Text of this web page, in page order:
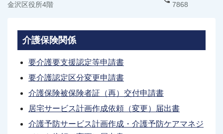
金沢区役所4階
7868
介護保険関係
要介護要支援認定等申請書
要介護認定区分変更申請書
介護保険被保険者証（再）交付申請書
居宅サービス計画作成依頼（変更）届出書
介護予防サービス計画作成・介護予防ケアマネジ